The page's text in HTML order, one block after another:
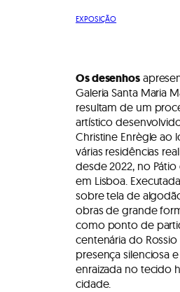
EXPOSIÇÃO
Os desenhos
Galeria Santa Maria
resultam de um
artístico
Christine Enrègle ao
várias residências
desde 2022, no Pátio
em Lisboa.
sobre tela de
obras de grande
como ponto de
centenária do
presença silenciosa
enraizada no tecido
cidade.